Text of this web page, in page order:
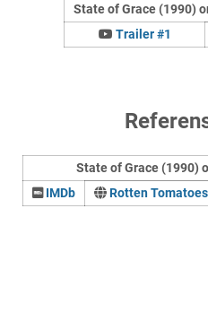
State of Grace (1990)
Trailer #1
State of Grace (1990)
IMDb
Rotten Tomatoes